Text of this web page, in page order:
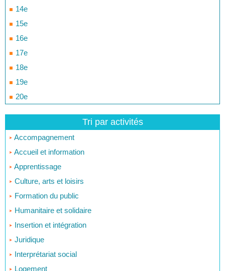
14e
15e
16e
17e
18e
19e
20e
Tri par activités
Accompagnement
Accueil et information
Apprentissage
Culture, arts et loisirs
Formation du public
Humanitaire et solidaire
Insertion et intégration
Juridique
Interprétariat social
Logement